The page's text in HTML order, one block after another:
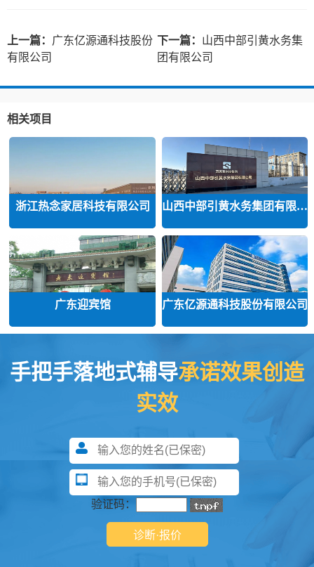
上一篇： 广东亿源通科技股份
有限公司
下一篇： 山西中部引黄水务集
团有限公司
相关项目
浙江热念家居科技有限公司 山西中部引黄水务集团有限公司
广东迎宾馆 广东亿源通科技股份有限公司
手把手落地式辅导承诺效果创造
实效
验证码：